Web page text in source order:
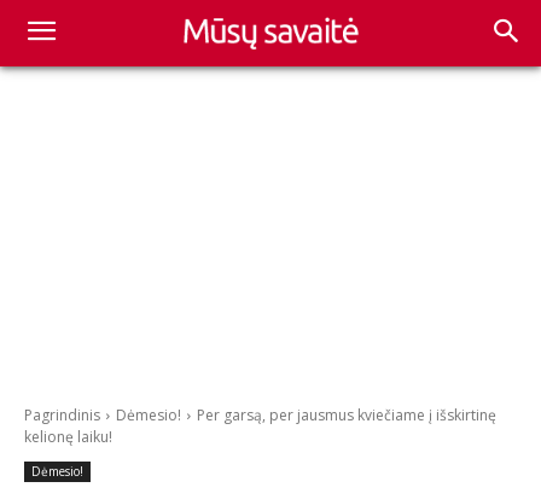
Pagrindinis Dėmesio!
Per garsą, per jausmus kviečiame į išskirtinę
kelionę laiku!
Dėmesio!